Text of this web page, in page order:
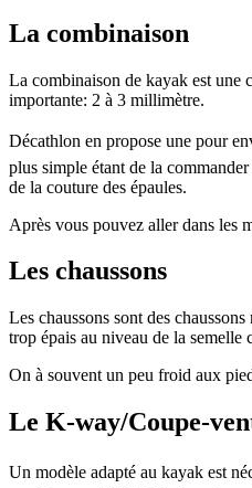
La combinaison
La combinaison de kayak est une
importante: 2 à 3 millimètre.
Décathlon en propose une pour
plus simple étant de la
de la couture des épaules.
Après vous pouvez aller dans les
Les chaussons
Les chaussons sont des
trop épais au niveau de la semelle
On à souvent un peu froid aux
Le K-way/Coupe-
Un modèle adapté au kayak est